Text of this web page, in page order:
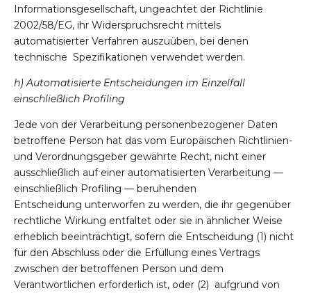
Informationsgesellschaft, ungeachtet der Richtlinie
2002/58/EG, ihr Widerspruchsrecht mittels
automatisierter Verfahren auszuüben, bei denen
technische Spezifikationen verwendet werden.
h) Automatisierte Entscheidungen im Einzelfall
einschließlich Profiling
Jede von der Verarbeitung personenbezogener Daten
betroffene Person hat das vom Europäischen Richtlinien-
und Verordnungsgeber gewährte Recht, nicht einer
ausschließlich auf einer automatisierten Verarbeitung —
einschließlich Profiling — beruhenden
Entscheidung unterworfen zu werden, die ihr gegenüber
rechtliche Wirkung entfaltet oder sie in ähnlicher Weise
erheblich beeinträchtigt, sofern die Entscheidung (1) nicht
für den Abschluss oder die Erfüllung eines Vertrags
zwischen der betroffenen Person und dem
Verantwortlichen erforderlich ist, oder (2) aufgrund von